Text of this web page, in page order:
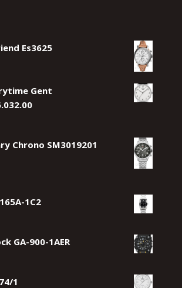
Es3625
Gent
Chrono SM3019201
1C2
GA-900-1AER
1